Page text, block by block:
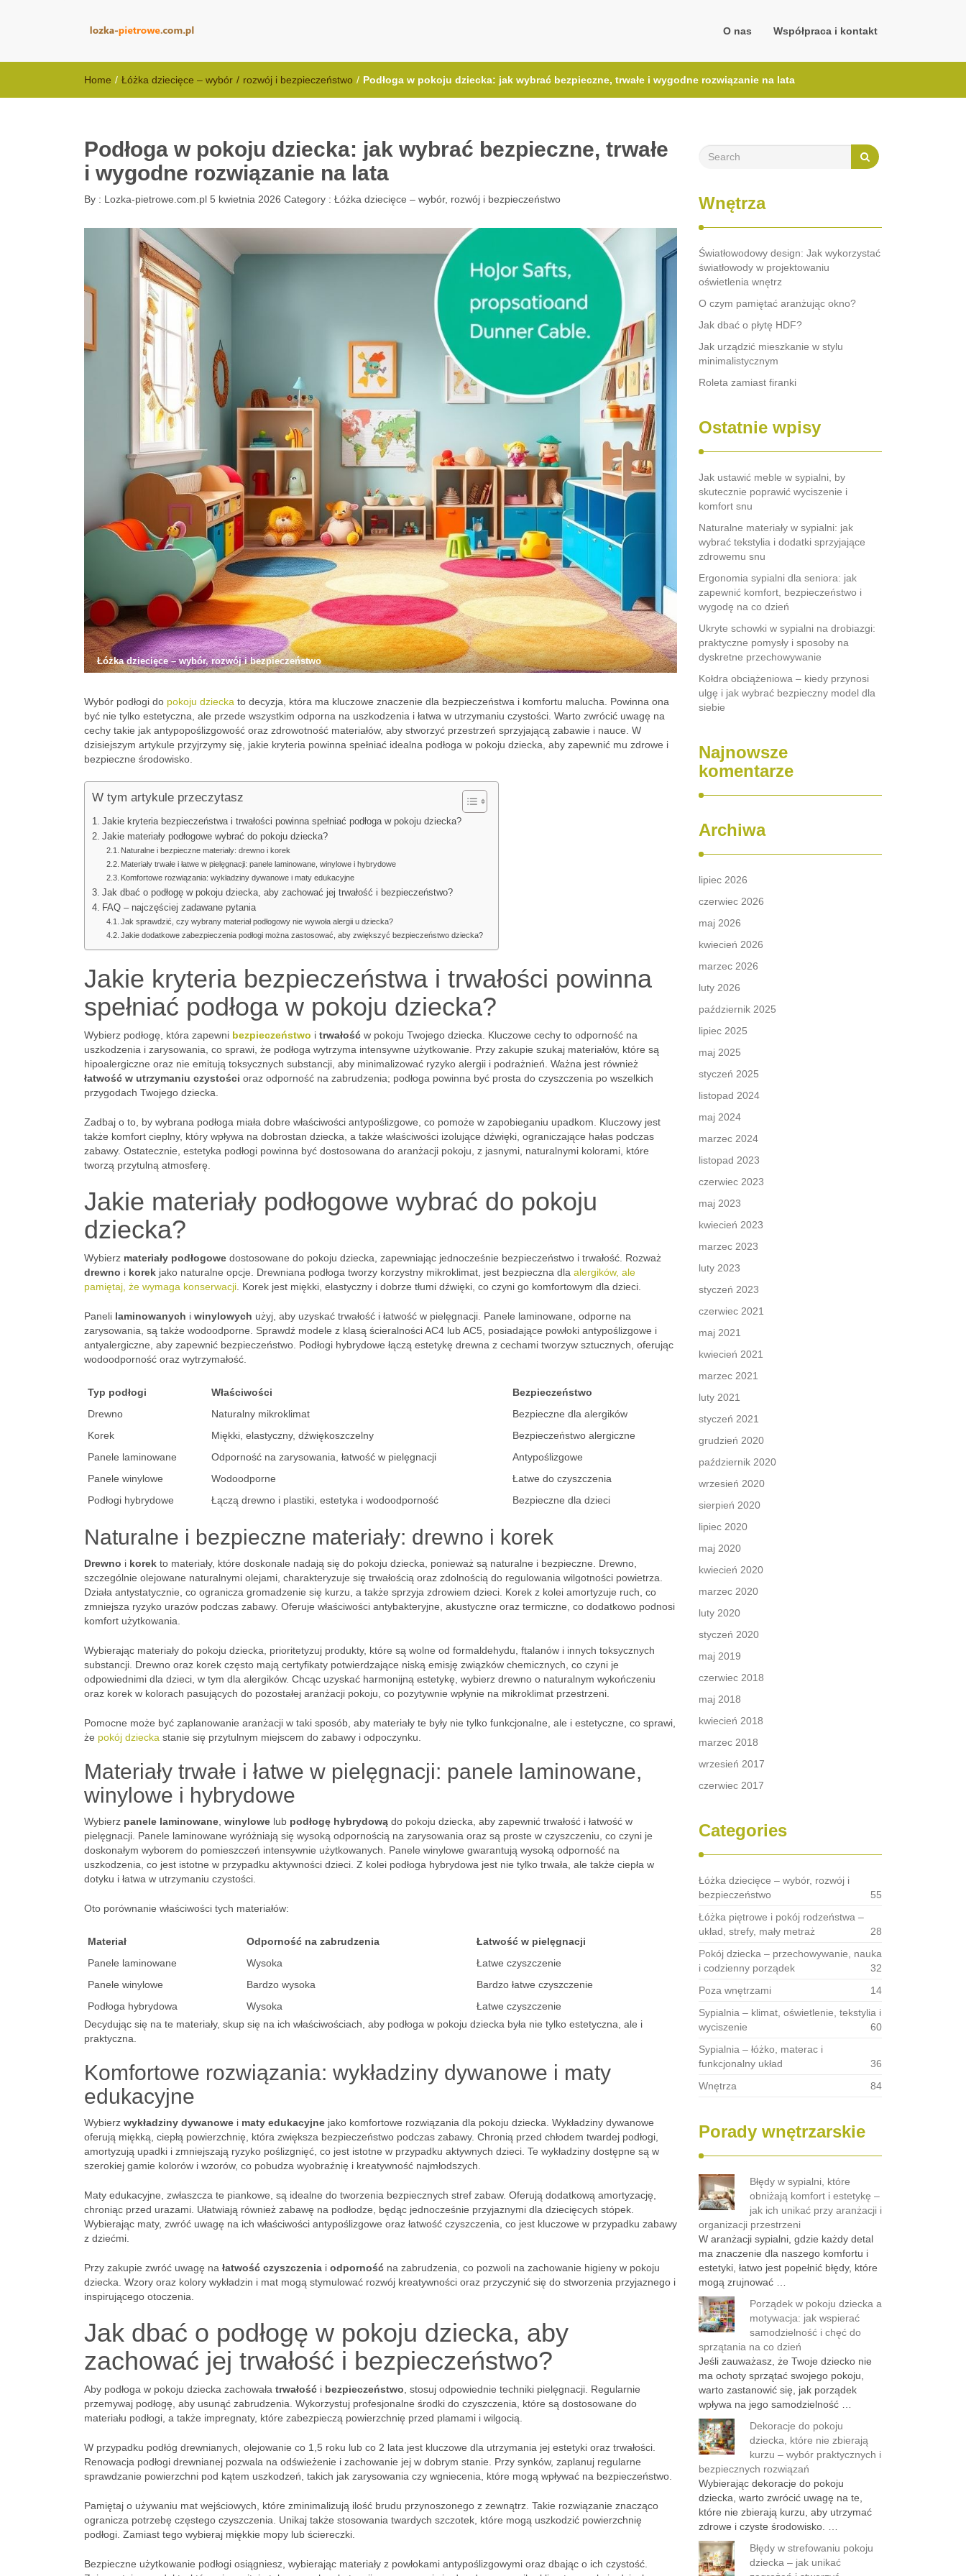
O nas Współpraca i kontakt
Home / Łóżka dziecięce – wybór / rozwój i bezpieczeństwo / Podłoga w pokoju dziecka: jak wybrać bezpieczne, trwałe i wygodne rozwiązanie na lata
Podłoga w pokoju dziecka: jak wybrać bezpieczne, trwałe
i wygodne rozwiązanie na lata
By : Lozka-pietrowe.com.pl 5 kwietnia 2026 Category : Łóżka dziecięce – wybór, rozwój i bezpieczeństwo
Łóżka dziecięce – wybór, rozwój i bezpieczeństwo
Wybór podłogi do pokoju dziecka to decyzja, która ma kluczowe znaczenie dla bezpieczeństwa i komfortu malucha. Powinna ona
być nie tylko estetyczna, ale przede wszystkim odporna na uszkodzenia i łatwa w utrzymaniu czystości. Warto zwrócić uwagę na
cechy takie jak antypopoślizgowość oraz zdrowotność materiałów, aby stworzyć przestrzeń sprzyjającą zabawie i nauce. W
dzisiejszym artykule przyjrzymy się, jakie kryteria powinna spełniać idealna podłoga w pokoju dziecka, aby zapewnić mu zdrowe i
bezpieczne środowisko.
W tym artykule przeczytasz
Jakie kryteria bezpieczeństwa i trwałości powinna spełniać podłoga w pokoju dziecka?
Jakie materiały podłogowe wybrać do pokoju dziecka?
Naturalne i bezpieczne materiały: drewno i korek
Materiały trwałe i łatwe w pielęgnacji: panele laminowane, winylowe i hybrydowe
Komfortowe rozwiązania: wykładziny dywanowe i maty edukacyjne
Jak dbać o podłogę w pokoju dziecka, aby zachować jej trwałość i bezpieczeństwo?
FAQ – najczęściej zadawane pytania
Jak sprawdzić, czy wybrany materiał podłogowy nie wywoła alergii u dziecka?
Jakie dodatkowe zabezpieczenia podłogi można zastosować, aby zwiększyć bezpieczeństwo dziecka?
Jakie kryteria bezpieczeństwa i trwałości powinna
spełniać podłoga w pokoju dziecka?
Wybierz podłogę, która zapewni bezpieczeństwo i trwałość w pokoju Twojego dziecka. Kluczowe cechy to odporność na
uszkodzenia i zarysowania, co sprawi, że podłoga wytrzyma intensywne użytkowanie. Przy zakupie szukaj materiałów, które są
hipoalergiczne oraz nie emitują toksycznych substancji, aby minimalizować ryzyko alergii i podrażnień. Ważna jest również
łatwość w utrzymaniu czystości oraz odporność na zabrudzenia; podłoga powinna być prosta do czyszczenia po wszelkich
przygodach Twojego dziecka.
Zadbaj o to, by wybrana podłoga miała dobre właściwości antypoślizgowe, co pomoże w zapobieganiu upadkom. Kluczowy jest
także komfort cieplny, który wpływa na dobrostan dziecka, a także właściwości izolujące dźwięki, ograniczające hałas podczas
zabawy. Ostatecznie, estetyka podłogi powinna być dostosowana do aranżacji pokoju, z jasnymi, naturalnymi kolorami, które
tworzą przytulną atmosferę.
Jakie materiały podłogowe wybrać do pokoju
dziecka?
Wybierz materiały podłogowe dostosowane do pokoju dziecka, zapewniając jednocześnie bezpieczeństwo i trwałość. Rozważ
drewno i korek jako naturalne opcje. Drewniana podłoga tworzy korzystny mikroklimat, jest bezpieczna dla alergików, ale
pamiętaj, że wymaga konserwacji . Korek jest miękki, elastyczny i dobrze tłumi dźwięki, co czyni go komfortowym dla dzieci.
Paneli laminowanych i winylowych użyj, aby uzyskać trwałość i łatwość w pielęgnacji. Panele laminowane, odporne na
zarysowania, są także wodoodporne. Sprawdź modele z klasą ścieralności AC4 lub AC5, posiadające powłoki antypoślizgowe i
antyalergiczne, aby zapewnić bezpieczeństwo. Podłogi hybrydowe łączą estetykę drewna z cechami tworzyw sztucznych, oferując
wodoodporność oraz wytrzymałość.
Typ podłogi Właściwości
Bezpieczeństwo
Drewno
Naturalny mikroklimat
Bezpieczne dla alergików
Korek
Miękki, elastyczny, dźwiękoszczelny
Bezpieczeństwo alergiczne
Panele laminowane
Odporność na zarysowania, łatwość w pielęgnacji
Antypoślizgowe
Panele winylowe
Wodoodporne
Łatwe do czyszczenia
Podłogi hybrydowe
Łączą drewno i plastiki, estetyka i wodoodporność Bezpieczne dla dzieci
Naturalne i bezpieczne materiały: drewno i korek
Drewno i korek to materiały, które doskonale nadają się do pokoju dziecka, ponieważ są naturalne i bezpieczne. Drewno,
szczególnie olejowane naturalnymi olejami, charakteryzuje się trwałością oraz zdolnością do regulowania wilgotności powietrza.
Działa antystatycznie, co ogranicza gromadzenie się kurzu, a także sprzyja zdrowiem dzieci. Korek z kolei amortyzuje ruch, co
zmniejsza ryzyko urazów podczas zabawy. Oferuje właściwości antybakteryjne, akustyczne oraz termiczne, co dodatkowo podnosi
komfort użytkowania.
Wybierając materiały do pokoju dziecka, prioritetyzuj produkty, które są wolne od formaldehydu, ftalanów i innych toksycznych
substancji. Drewno oraz korek często mają certyfikaty potwierdzające niską emisję związków chemicznych, co czyni je
odpowiednimi dla dzieci, w tym dla alergików. Chcąc uzyskać harmonijną estetykę, wybierz drewno o naturalnym wykończeniu
oraz korek w kolorach pasujących do pozostałej aranżacji pokoju, co pozytywnie wpłynie na mikroklimat przestrzeni.
Pomocne może być zaplanowanie aranżacji w taki sposób, aby materiały te były nie tylko funkcjonalne, ale i estetyczne, co sprawi,
że pokój dziecka stanie się przytulnym miejscem do zabawy i odpoczynku.
Materiały trwałe i łatwe w pielęgnacji: panele laminowane,
winylowe i hybrydowe
Wybierz panele laminowane winylowe lub podłogę hybrydową do pokoju dziecka, aby zapewnić trwałość i łatwość w
pielęgnacji. Panele laminowane wyróżniają się wysoką odpornością na zarysowania oraz są proste w czyszczeniu, co czyni je
doskonałym wyborem do pomieszczeń intensywnie użytkowanych. Panele winylowe gwarantują wysoką odporność na
uszkodzenia, co jest istotne w przypadku aktywności dzieci. Z kolei podłoga hybrydowa jest nie tylko trwała, ale także ciepła w
dotyku i łatwa w utrzymaniu czystości.
Oto porównanie właściwości tych materiałów:
Materiał Odporność na zabrudzenia
Łatwość w pielęgnacji
Panele laminowane
Wysoka
Łatwe czyszczenie
Panele winylowe
Bardzo wysoka
Bardzo łatwe czyszczenie
Podłoga hybrydowa
Wysoka
Łatwe czyszczenie
Decydując się na te materiały, skup się na ich właściwościach, aby podłoga w pokoju dziecka była nie tylko estetyczna, ale i
praktyczna.
Komfortowe rozwiązania: wykładziny dywanowe i maty
edukacyjne
Wybierz wykładziny dywanowe i maty edukacyjne jako komfortowe rozwiązania dla pokoju dziecka. Wykładziny dywanowe
oferują miękką, ciepłą powierzchnię, która zwiększa bezpieczeństwo podczas zabawy. Chronią przed chłodem twardej podłogi,
amortyzują upadki i zmniejszają ryzyko poślizgnięć, co jest istotne w przypadku aktywnych dzieci. Te wykładziny dostępne są w
szerokiej gamie kolorów i wzorów, co pobudza wyobraźnię i kreatywność najmłodszych.
Maty edukacyjne, zwłaszcza te piankowe, są idealne do tworzenia bezpiecznych stref zabaw. Oferują dodatkową amortyzację,
chroniąc przed urazami. Ułatwiają również zabawę na podłodze, będąc jednocześnie przyjaznymi dla dziecięcych stópek.
Wybierając maty, zwróć uwagę na ich właściwości antypoślizgowe oraz łatwość czyszczenia, co jest kluczowe w przypadku zabawy
z dziećmi.
Przy zakupie zwróć uwagę na łatwość czyszczenia i odporność na zabrudzenia, co pozwoli na zachowanie higieny w pokoju
dziecka. Wzory oraz kolory wykładzin i mat mogą stymulować rozwój kreatywności oraz przyczynić się do stworzenia przyjaznego i
inspirującego otoczenia.
Jak dbać o podłogę w pokoju dziecka, aby
zachować jej trwałość i bezpieczeństwo?
Aby podłoga w pokoju dziecka zachowała trwałość i bezpieczeństwo , stosuj odpowiednie techniki pielęgnacji. Regularnie
przemywaj podłogę, aby usunąć zabrudzenia. Wykorzystuj profesjonalne środki do czyszczenia, które są dostosowane do
materiału podłogi, a także impregnaty, które zabezpieczą powierzchnię przed plamami i wilgocią.
W przypadku podłóg drewnianych, olejowanie co 1,5 roku lub co 2 lata jest kluczowe dla utrzymania jej estetyki oraz trwałości.
Renowacja podłogi drewnianej pozwala na odświeżenie i zachowanie jej w dobrym stanie. Przy synków, zaplanuj regularne
sprawdzanie powierzchni pod kątem uszkodzeń, takich jak zarysowania czy wgniecenia, które mogą wpływać na bezpieczeństwo.
Pamiętaj o używaniu mat wejściowych, które zminimalizują ilość brudu przynoszonego z zewnątrz. Takie rozwiązanie znacząco
ogranicza potrzebę częstego czyszczenia. Unikaj także stosowania twardych szczotek, które mogą uszkodzić powierzchnię
podłogi. Zamiast tego wybieraj miękkie mopy lub ściereczki.
Bezpieczne użytkowanie podłogi osiągniesz, wybierając materiały z powłokami antypoślizgowymi oraz dbając o ich czystość.
Wnętrza
Światłowodowy design: Jak wykorzystać
światłowody w projektowaniu
oświetlenia wnętrz
O czym pamiętać aranżując okno?
Jak dbać o płytę HDF?
Jak urządzić mieszkanie w stylu
minimalistycznym
Roleta zamiast firanki
Ostatnie wpisy
Jak ustawić meble w sypialni, by
skutecznie poprawić wyciszenie i
komfort snu
Naturalne materiały w sypialni: jak
wybrać tekstylia i dodatki sprzyjające
zdrowemu snu
Ergonomia sypialni dla seniora: jak
zapewnić komfort, bezpieczeństwo i
wygodę na co dzień
Ukryte schowki w sypialni na drobiazgi:
praktyczne pomysły i sposoby na
dyskretne przechowywanie
Kołdra obciążeniowa – kiedy przynosi
ulgę i jak wybrać bezpieczny model dla
siebie
Najnowsze
komentarze
Archiwa
lipiec 2026
czerwiec 2026
maj 2026
kwiecień 2026
marzec 2026
luty 2026
październik 2025
lipiec 2025
maj 2025
styczeń 2025
listopad 2024
maj 2024
marzec 2024
listopad 2023
czerwiec 2023
maj 2023
kwiecień 2023
marzec 2023
luty 2023
styczeń 2023
czerwiec 2021
maj 2021
kwiecień 2021
marzec 2021
luty 2021
styczeń 2021
grudzień 2020
październik 2020
wrzesień 2020
sierpień 2020
lipiec 2020
maj 2020
kwiecień 2020
marzec 2020
luty 2020
styczeń 2020
maj 2019
czerwiec 2018
maj 2018
kwiecień 2018
marzec 2018
wrzesień 2017
czerwiec 2017
Categories
Łóżka dziecięce – wybór, rozwój i
bezpieczeństwo
55
Łóżka piętrowe i pokój rodzeństwa –
układ, strefy, mały metraż
28
Pokój dziecka – przechowywanie, nauka
i codzienny porządek
32
Poza wnętrzami
14
Sypialnia – klimat, oświetlenie, tekstylia i
wyciszenie
60
Sypialnia – łóżko, materac i
funkcjonalny układ
36
Wnętrza
84
Porady wnętrzarskie
Błędy w sypialni, które
obniżają komfort i estetykę –
jak ich unikać przy aranżacji i
organizacji przestrzeni
W aranżacji sypialni, gdzie każdy detal
ma znaczenie dla naszego komfortu i
estetyki, łatwo jest popełnić błędy, które
mogą zrujnować …
Porządek w pokoju dziecka a
motywacja: jak wspierać
samodzielność i chęć do
sprzątania na co dzień
Jeśli zauważasz, że Twoje dziecko nie
ma ochoty sprzątać swojego pokoju,
warto zastanowić się, jak porządek
wpływa na jego samodzielność …
Dekoracje do pokoju
dziecka, które nie zbierają
kurzu – wybór praktycznych i
bezpiecznych rozwiązań
Wybierając dekoracje do pokoju
dziecka, warto zwrócić uwagę na te,
które nie zbierają kurzu, aby utrzymać
zdrowe i czyste środowisko. …
Błędy w strefowaniu pokoju
dziecka – jak unikać